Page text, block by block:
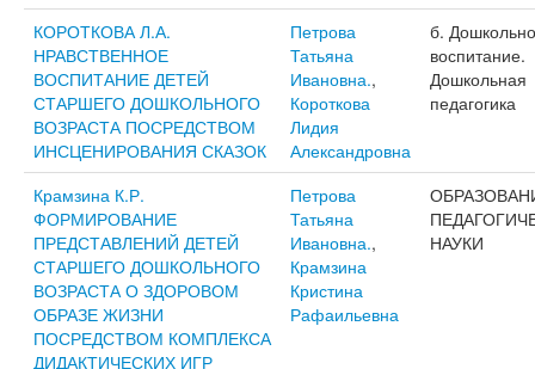
КОРОТКОВА Л.А.
НРАВСТВЕННОЕ
ВОСПИТАНИЕ ДЕТЕЙ
СТАРШЕГО ДОШКОЛЬНОГО
ВОЗРАСТА ПОСРЕДСТВОМ
ИНСЦЕНИРОВАНИЯ СКАЗОК
Петрова
Татьяна
Ивановна.,
Короткова
Лидия
Александровна
б.
воспитание.
Дошкольная
педагогика
Крамзина К.Р.
ФОРМИРОВАНИЕ
ПРЕДСТАВЛЕНИЙ ДЕТЕЙ
СТАРШЕГО ДОШКОЛЬНОГО
ВОЗРАСТА О ЗДОРОВОМ
ОБРАЗЕ ЖИЗНИ
ПОСРЕДСТВОМ КОМПЛЕКСА
ДИДАКТИЧЕСКИХ ИГР
Петрова
Татьяна
Ивановна.,
Крамзина
Кристина
Рафаильевна
НАУКИ